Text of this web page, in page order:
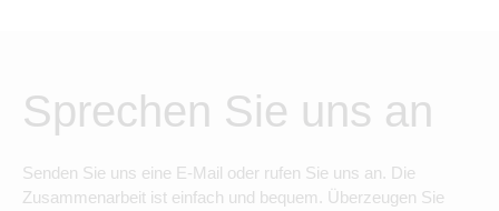
Sprechen Sie uns an
Senden Sie uns eine E-Mail oder rufen Sie uns an. Die
Zusammenarbeit ist einfach und bequem. Überzeugen Sie